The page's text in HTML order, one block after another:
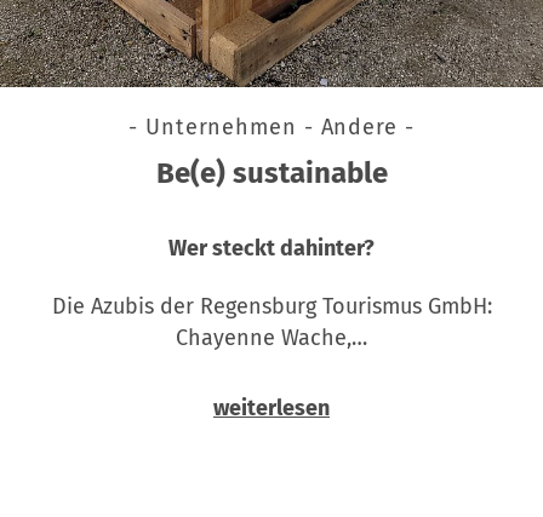
- Unternehmen - Andere -
Be(e) sustainable
Wer steckt dahinter?
Die Azubis der Regensburg Tourismus GmbH:
Chayenne Wache,…
weiterlesen